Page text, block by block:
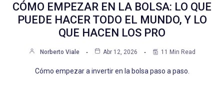
CÓMO EMPEZAR EN LA BOLSA: LO QUE
PUEDE HACER TODO EL MUNDO, Y LO
QUE HACEN LOS PRO
Norberto Viale Abr 12, 2026 11 Min Read
Cómo empezar a invertir en la bolsa paso a paso.